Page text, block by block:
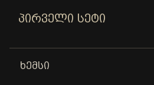
ᲞᲘᲠᲕᲔᲚᲘ ᲡᲔᲢᲘ
ᲮᲔᲛᲡᲘ